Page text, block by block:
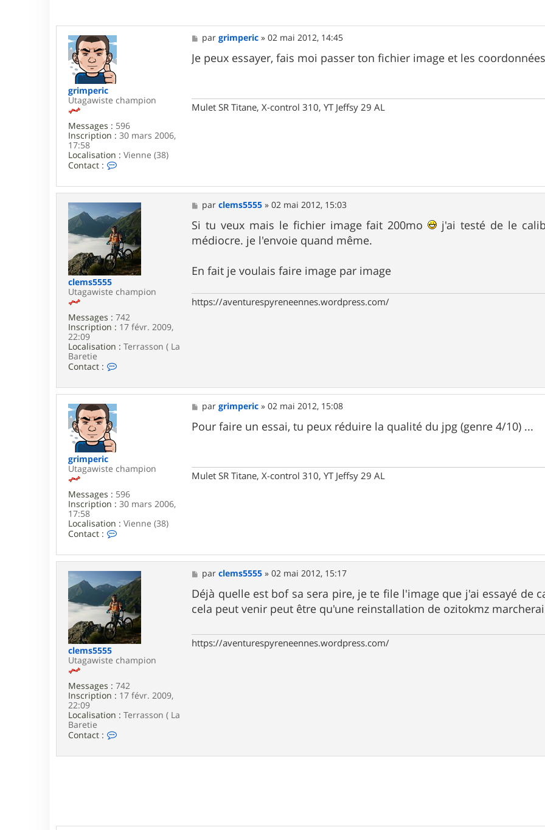
grimperic
Utagawiste champion
Messages : 596
Inscription : 30 mars 2006,
17:58
Localisation : Vienne (38)
Contact :
t
a
c
t
e
r
g
r
i
p
i
c
M
e
s
s
pargrimperic »02 mai 2012, 14:45
Je peux essayer, fais moi passer ton fichier image et les
Mulet SR Titane, X-control 310, YT Jeffsy 29 AL
clems5555
Utagawiste champion
Messages : 742
Inscription : 17 févr. 2009,
22:09
Localisation : Terrasson ( La
Baretie
Contact :
t
e
s
5
5
5
5
M
e
s
s
a
parclems5555 »02 mai 2012, 15:03
Si tu veux mais le fichier image fait 200mo
j'ai testé de le
médiocre. je l'envoie quand même.
En fait je voulais faire image par image
https://aventurespyreneennes.wordpress.com/
grimperic
Utagawiste champion
Messages : 596
Inscription : 30 mars 2006,
17:58
Localisation : Vienne (38)
Contact :
t
a
c
t
e
r
g
r
i
p
i
c
M
e
s
s
pargrimperic »02 mai 2012, 15:08
Pour faire un essai, tu peux réduire la qualité du jpg (genre 4/10) ...
Mulet SR Titane, X-control 310, YT Jeffsy 29 AL
clems5555
Utagawiste champion
Messages : 742
Inscription : 17 févr. 2009,
22:09
Localisation : Terrasson ( La
Baretie
Contact :
M
e
s
s
a
parclems5555 »02 mai 2012, 15:17
Déjà quelle est bof sa sera pire, je te file l'image que j'ai essayé de
cela peut venir peut être qu'une reinstallation de ozitokmz
https://aventurespyreneennes.wordpress.com/